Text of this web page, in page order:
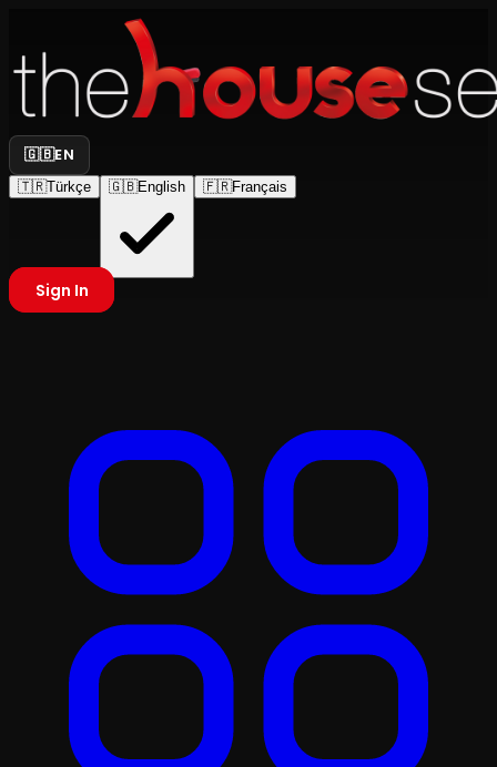
🇬🇧EN
🇹🇷Türkçe 🇬🇧English 🇫🇷Français
Sign In